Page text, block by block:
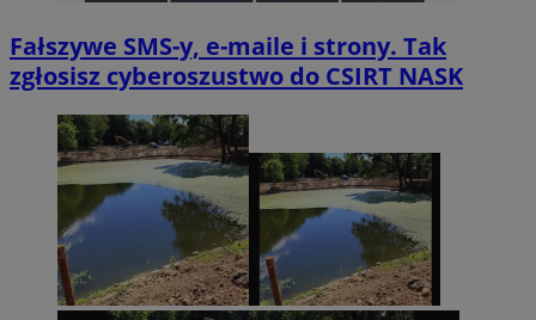
Fałszywe SMS-y, e-maile i strony. Tak
zgłosisz cyberoszustwo do CSIRT NASK